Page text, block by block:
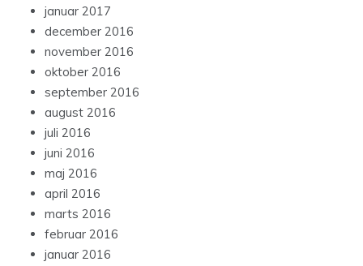
januar 2017
december 2016
november 2016
oktober 2016
september 2016
august 2016
juli 2016
juni 2016
maj 2016
april 2016
marts 2016
februar 2016
januar 2016